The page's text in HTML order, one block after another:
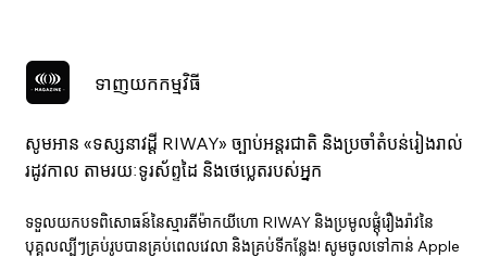
ទាញយកកម្មវិធី
សូមអាន «ទស្សនាវ​ដ្ដី RIWAY» ច្បាប់អន្តរជាតិ និងប្រចាំតំបន់រៀងរាល់
រដូវកាល តាមរយៈទូរស័ព្ទដៃ និងថេប្លេតរបស់អ្នក
ទទួលយកបទពិសោធន៍នៃស្មារតីម៉ាកយីហោ RIWAY និងប្រមូលផ្តុំរឿងរ៉ាវនៃ
បុគ្គលល្បីៗគ្រប់រូបបានគ្រប់ពេលវេលា និងគ្រប់ទីកន្លែង! សូមចូលទៅកាន់ Apple